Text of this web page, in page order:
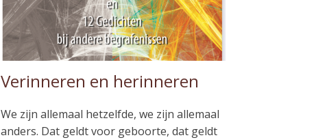
Verinneren en herinneren
We zijn allemaal hetzelfde, we zijn allemaal
anders. Dat geldt voor geboorte, dat geldt